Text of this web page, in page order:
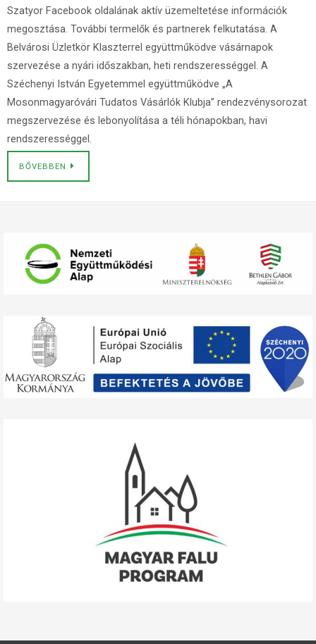
Szatyor Facebook oldalának aktív üzemeltetése információk
megosztása. További termelők és partnerek felkutatása. A
Belvárosi Üzletkör Klaszterrel együttműködve vásárnapok
szervezése a nyári időszakban, heti rendszerességgel. A
Széchenyi István Egyetemmel együttműködve „A
Mosonmagyaróvári Tudatos Vásárlók Klubja” rendezvénysorozat
megszervezése és lebonyolítása a téli hónapokban, havi
rendszerességgel.
BŐVEBBEN